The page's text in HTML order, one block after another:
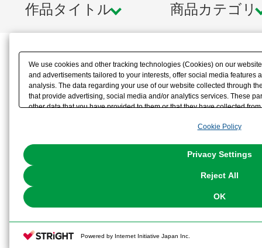
作品タイトル 商品カテゴリ
We use cookies and other tracking technologies (Cookies) on our
and advertisements tailored to your interests, offer social media features
analysis. The data regarding your use of our website collected through
that provide advertising, social media and/or analytics services. These
other data that you have provided to them or that they have collected
the use of all Cookies except for Strictly Necessary Cookies, please
You can change your consent or rejection settings at any time via
Cookie Policy
Privacy Settings
Reject All
OK
Powered by Internet Initiative Japan Inc.